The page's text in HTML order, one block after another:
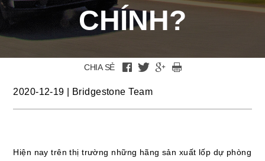
CHÍNH?
CHIA SẺ
2020-12-19 Bridgestone Team
Hiện nay trên thị trường những hãng sản xuất lốp dự phòng